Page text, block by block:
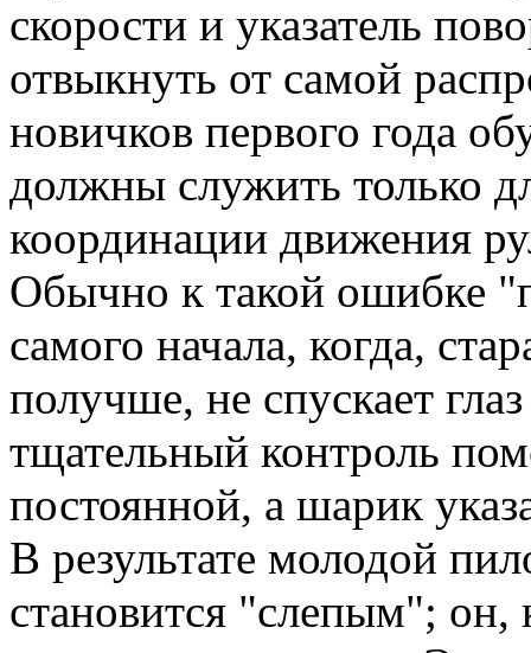
скорости и указатель
отвыкнуть от самой
новичков первого года
должны служить только
координации движения
Обычно к такой ошибке
самого начала, когда,
получше, не спускает
тщательный контроль
постоянной, а шарик
В результате молодой
становится "слепым";